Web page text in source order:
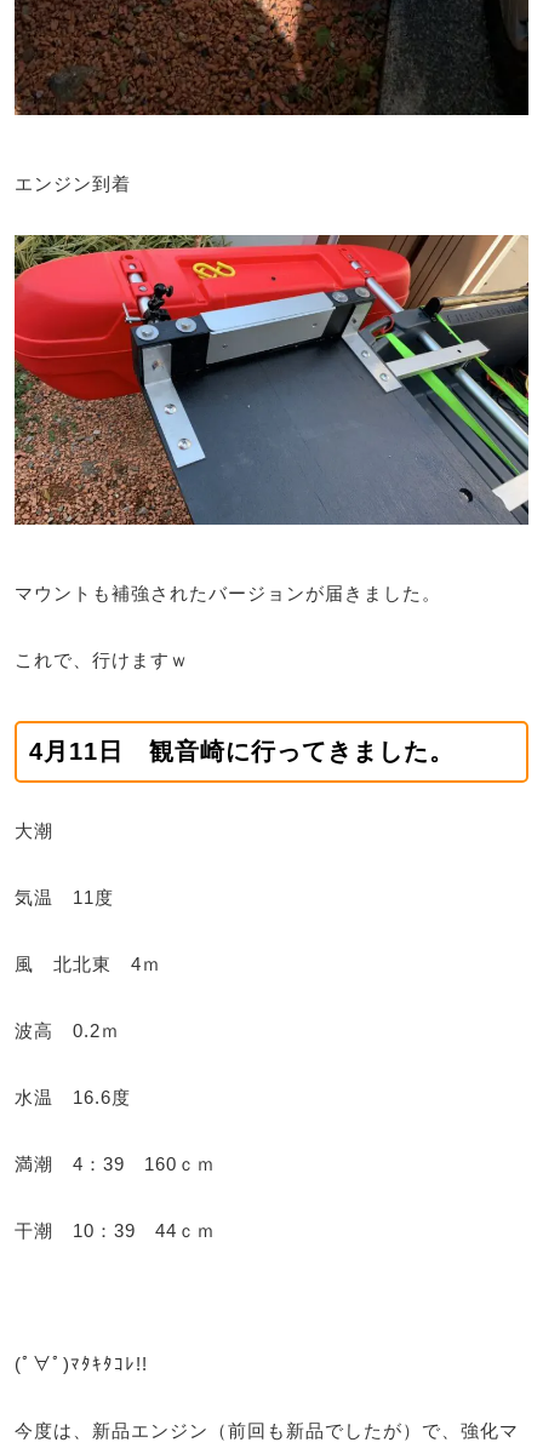
エンジン到着
マウントも補強されたバージョンが届きました。
これで、行けますｗ
4月11日 観音崎に行ってきました。
大潮
気温 11度
風 北北東 4ｍ
波高 0.2ｍ
水温 16.6度
満潮 4：39 160ｃｍ
干潮 10：39 44ｃｍ
(ﾟ∀ﾟ)ﾏﾀｷﾀｺﾚ!!
今度は、新品エンジン（前回も新品でしたが）で、強化マ